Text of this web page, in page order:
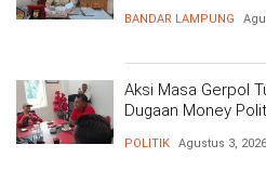
BANDAR LAMPUNG
Aksi Masa Gerpol
Dugaan Money
POLITIK Agustus 3, 2026